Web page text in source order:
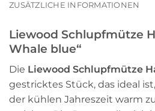
ZUSÄTZLICHE INFORMATIONEN
Liewood Schlupfmütze
Whale blue“
Die Liewood Schlupfmütze
gestricktes Stück, das ideal
der kühlen Jahreszeit warm